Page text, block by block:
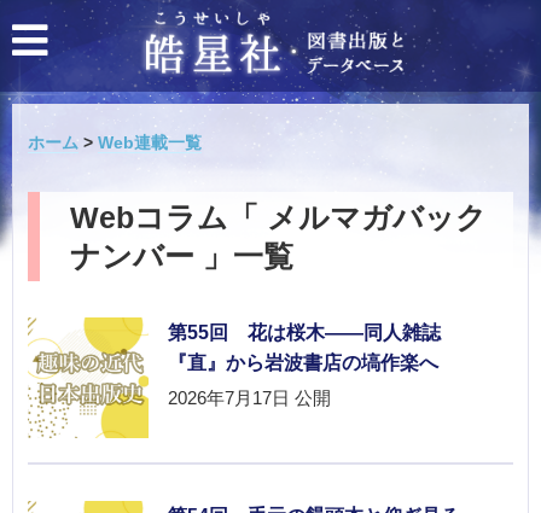
ホーム > Web連載一覧
Webコラム「 メルマガバック
ナンバー 」一覧
第55回 花は桜木――同人雑誌
『直』から岩波書店の塙作楽へ
2026年7月17日 公開